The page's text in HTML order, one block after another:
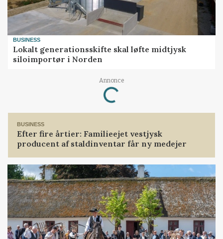
BUSINESS
Lokalt generationsskifte skal løfte midtjysk
siloimportør i Norden
Annonce
Loading...
BUSINESS
Efter fire årtier: Familieejet vestjysk
producent af staldinventar får ny medejer